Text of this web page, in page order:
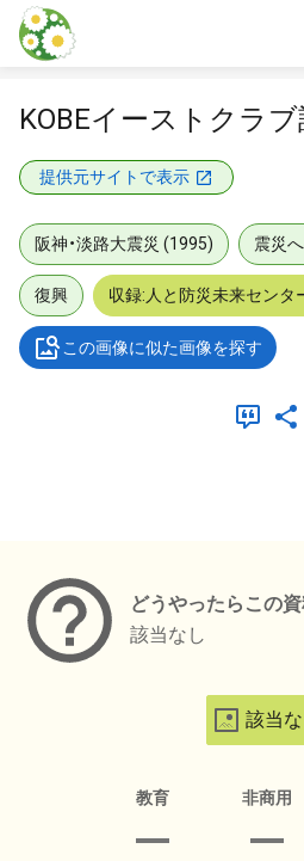
本文に飛ぶ
KOBEイーストクラ
提供元サイトで表示
阪神・淡路大震災 (1995) 震災
復興 収録:人と防災未来セン
この画像に似た画像を探す
どうやったらこの
該当なし
該当
教育 非商用